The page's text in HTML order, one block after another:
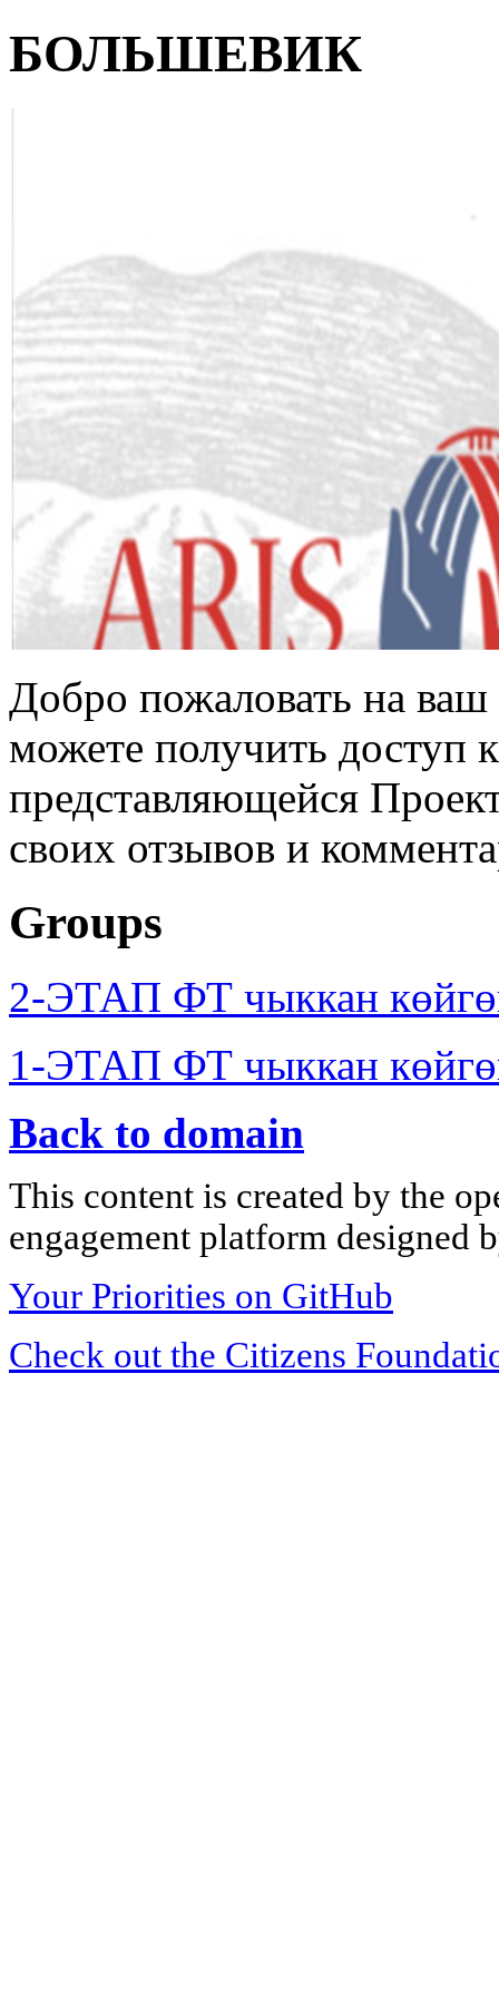
БОЛЬШЕВИК
Добро пожаловать на
можете получить доступ
представляющейся
своих отзывов и
Groups
2-ЭТАП ФТ чыккан
1-ЭТАП ФТ чыккан
Back to domain
This content is created by the
engagement platform designed
Your Priorities on GitHub
Check out the Citizens